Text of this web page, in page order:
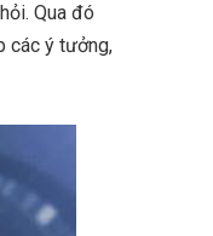
Qua đó
các ý tưởng,